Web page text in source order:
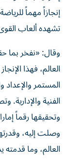
إنجازاً مهماً
تشهده ألعاب
وقال: «نفخر بما
العالم، فهذا
المستمر والإعداد
الفنية
وتحقيقها رقماً
وصلت إليه،
العالم، وما